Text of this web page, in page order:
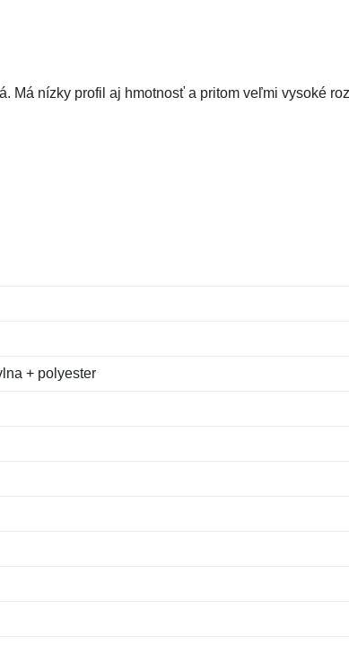
Má nízky profil aj hmotnosť a pritom veľmi vysoké
+ polyester